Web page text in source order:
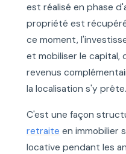
est réalisé en phase
propriété est
ce moment,
et mobiliser le capital,
revenus
la localisation s'y prête.
C'est une façon
retraite en immobilier
locative pendant les